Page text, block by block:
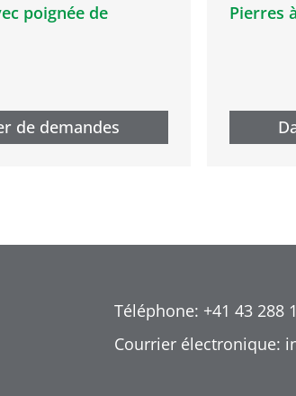
poignée de
de demandes
Pierres
Téléphone: +41 43 288
Courrier électronique: